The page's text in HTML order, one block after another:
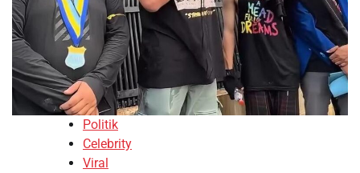
Politik
Celebrity
Viral